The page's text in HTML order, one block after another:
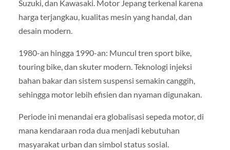
Suzuki, dan Kawasaki. Motor Jepang terkenal karena
harga terjangkau, kualitas mesin yang handal, dan
desain modern.
1980-an hingga 1990-an: Muncul tren sport bike,
touring bike, dan skuter modern. Teknologi injeksi
bahan bakar dan sistem suspensi semakin canggih,
sehingga motor lebih efisien dan nyaman digunakan.
Periode ini menandai era globalisasi sepeda motor, di
mana kendaraan roda dua menjadi kebutuhan
masyarakat urban dan simbol status sosial.